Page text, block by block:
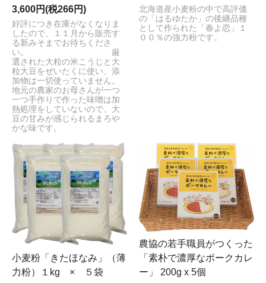
3,600円(税266円)
好評につき在庫がなくなりま
したので、１１月から販売す
る新みそまでお待ちくださ
い。 厳
選された大粒の米こうじと大
粒大豆をぜいたくに使い、添
加物は一切使っていません。
地元の農家のお母さんが一つ
一つ手作りで作った味噌は加
熱処理をしていないので、大
豆の甘みが感じられるまろや
かな味です。
北海道産小麦粉の中で高評価
の「はるゆたか」の後継品種
として作られた「春よ恋」１
００％の強力粉です。
小麦粉「きたほなみ」（薄
力粉）１kg × ５袋
農協の若手職員がつくった
「素朴で濃厚なポークカレ
ー」 200g x 5個